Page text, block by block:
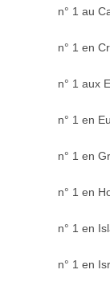
n° 1 au
n° 1 en
n° 1 aux
n° 1 en
n° 1 en
n° 1 en
n° 1 en
n° 1 en